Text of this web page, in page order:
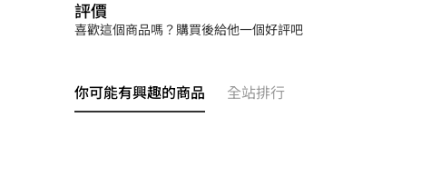
評價
喜歡這個商品嗎？購買後給他一個好評吧
你可能有興趣的商品 全站排行